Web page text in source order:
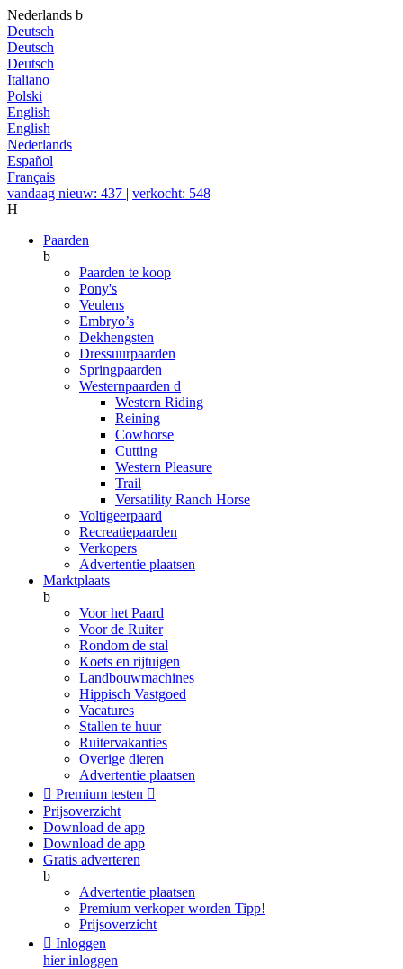
Nederlands b
Deutsch
Deutsch
Deutsch
Italiano
Polski
English
English
Nederlands
Español
Français
vandaag nieuw: 437 | verkocht: 548
H
Paarden
b
Paarden te koop
Pony's
Veulens
Embryo’s
Dekhengsten
Dressuurpaarden
Springpaarden
Westernpaarden d
Western Riding
Reining
Cowhorse
Cutting
Western Pleasure
Trail
Versatility Ranch Horse
Voltigeerpaard
Recreatiepaarden
Verkopers
Advertentie plaatsen
Marktplaats
b
Voor het Paard
Voor de Ruiter
Rondom de stal
Koets en rijtuigen
Landbouwmachines
Hippisch Vastgoed
Vacatures
Stallen te huur
Ruitervakanties
Overige dieren
Advertentie plaatsen
 Premium testen 
Prijsoverzicht
Download de app
Download de app
Gratis adverteren
b
Advertentie plaatsen
Premium verkoper worden Tipp!
Prijsoverzicht
 Inloggen
hier inloggen